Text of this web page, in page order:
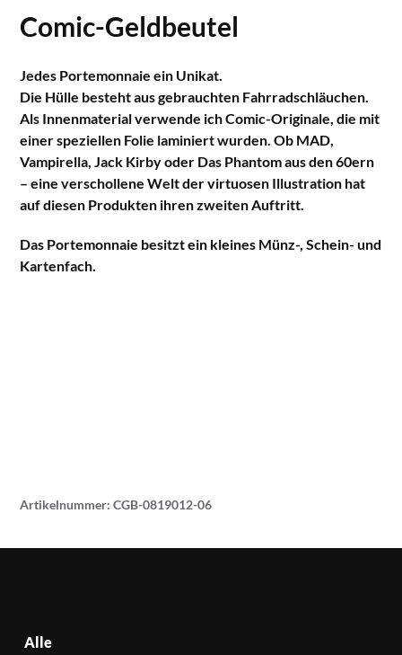
Comic-Geldbeutel
Jedes Portemonnaie ein Unikat.
Die Hülle besteht aus gebrauchten Fahrradschläuchen.
Als Innenmaterial verwende ich Comic-Originale, die mit
einer speziellen Folie laminiert wurden. Ob MAD,
Vampirella, Jack Kirby oder Das Phantom aus den 60ern
– eine verschollene Welt der virtuosen Illustration hat
auf diesen Produkten ihren zweiten Auftritt.
Das Portemonnaie besitzt ein kleines Münz-, Schein- und
Kartenfach.
Artikelnummer:CGB-0819012-06
Alle